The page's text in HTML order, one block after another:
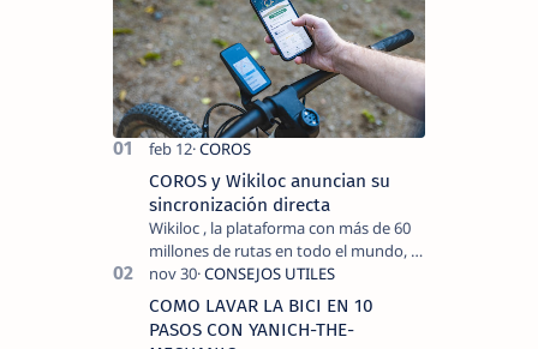
COROS y Wikiloc anuncian su
sincronización directa
Wikiloc , la plataforma con más de 60
millones de rutas en todo el mundo, y
COROS , marca de dispositivos GPS
reconocida mundialmente por su
tecnolo…
COMO LAVAR LA BICI EN 10
PASOS CON YANICH-THE-